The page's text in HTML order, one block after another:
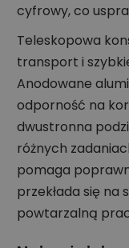
cyfrowy, co
Teleskopowa
transport i
Anodowane
odporność na
dwustronna
różnych
pomaga
przekłada się na
powtarzalną